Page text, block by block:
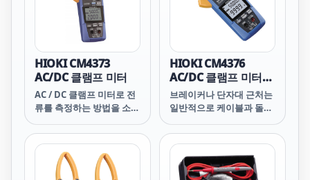
HIOKI CM4373
AC/DC 클램프 미터
AC / DC 클램프 미터로 전
류를 측정하는 방법을 소개
HIOKI CM4376
AC/DC 클램프 미터
(Bluetooth® 무선기
술탑재)
브레이커나 단자대 근처는
일반적으로 케이블과 돌기
새롭게 설계한 슬림형 센서
는 이러한 한정된 공간에도
넣기 쉬운 형태로 되어 있
습니다.